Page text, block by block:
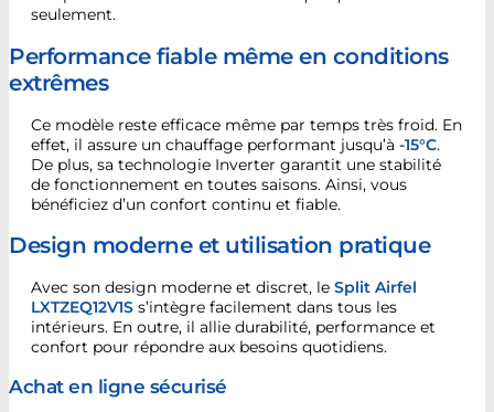
seulement.
Performance fiable même en conditions
extrêmes
Ce modèle reste efficace même par temps très froid. En
effet, il assure un chauffage performant jusqu’à -15°C.
De plus, sa technologie Inverter garantit une stabilité
de fonctionnement en toutes saisons. Ainsi, vous
bénéficiez d’un confort continu et fiable.
Design moderne et utilisation pratique
Avec son design moderne et discret, le Split Airfel
LXTZEQ12V1S s’intègre facilement dans tous les
intérieurs. En outre, il allie durabilité, performance et
confort pour répondre aux besoins quotidiens.
Achat en ligne sécurisé